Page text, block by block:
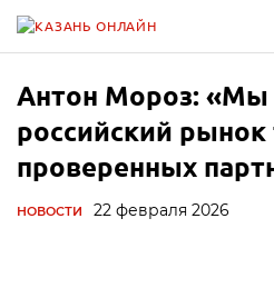
Антон Мороз: «Мы
российский
проверенных
НОВОСТИ 22 февраля 2026